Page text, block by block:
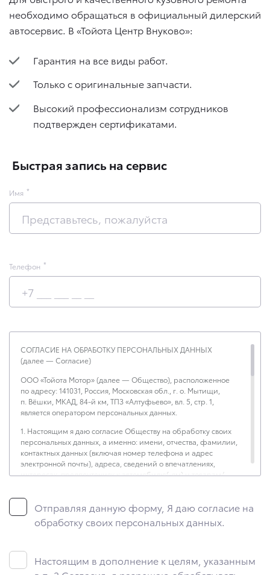
необходимо обращаться в официальный дилерский
автосервис. В «Тойота Центр Внуково»:
Гарантия на все виды работ.
Только с оригинальные запчасти.
Высокий профессионализм сотрудников
подтвержден сертификатами.
Быстрая запись на сервис
Имя
Телефон
СОГЛАСИЕ НА ОБРАБОТКУ ПЕРСОНАЛЬНЫХ ДАННЫХ
(далее — Согласие)
ООО «Тойота Мотор» (далее — Общество), расположенное
по адресу: 141031, Россия, Московская обл., г. о. Мытищи,
п. Вёшки, МКАД, 84-й км, ТПЗ «Алтуфьево», вл. 5, стр. 1,
является оператором персональных данных.
1. Настоящим я даю согласие Обществу на обработку своих
персональных данных, а именно: имени, отчества, фамилии,
контактных данных (включая номер телефона и адрес
электронной почты), адреса, сведений о впечатлениях,
интересах, предпочтениях к автомобилю(-ям) и товарам/
системы устройства и модели мобильного телефона
посетителя сайта, уникального идентификатора посетителя
сайта, предпочтительного времени и способа для контакта,
истории контактов.
следующие действия: сбор, запись, систематизация,
накопление, хранение, уточнение (обновление, изменение),
Отправляя данную форму, Я даю согласие на
обработку своих персональных данных.
Настоящим в дополнение к целям, указанным